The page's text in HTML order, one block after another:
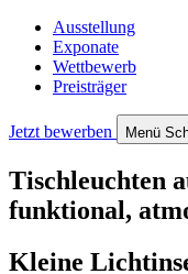
Ausstellung
Exponate
Wettbewerb
Preisträger
Jetzt bewerben Menü
Tischleuchten
funktional,
Kleine